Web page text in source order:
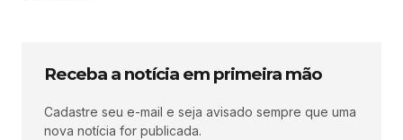
Receba a notícia em primeira mão
Cadastre seu e-mail e seja avisado sempre que uma
nova notícia for publicada.